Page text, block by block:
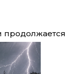
продолжается